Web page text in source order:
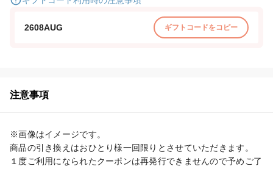
2608AUG ギフトコードをコピー
注意事項
※画像はイメージです。
商品の引き換えはおひとり様一回限りとさせていただきます。
１度ご利用になられたクーポンは再発行できませんので予めご了